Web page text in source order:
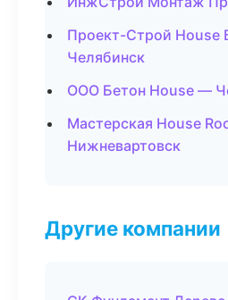
Проект-Строй House
Челябинск
ООО Бетон House —
Мастерская House
Нижневартовск
Другие компании